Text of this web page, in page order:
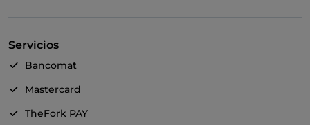
Servicios
Bancomat
Mastercard
TheFork PAY